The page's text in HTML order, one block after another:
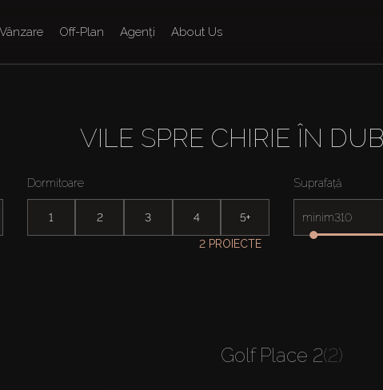
Vânzare Off-Plan Agenți About Us
VILE SPRE CHIRIE ÎN
Dormitoare
1 2 3 4 5+
Suprafață
minim
2 PROIECTE
Golf Place 2(2)